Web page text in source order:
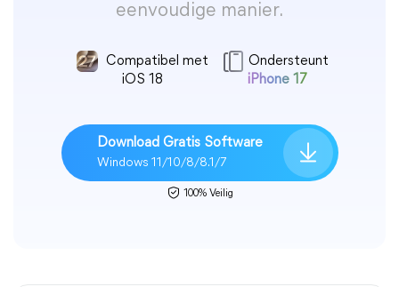
eenvoudige manier.
Compatibel met
iOS 18
Ondersteunt
iPhone 17
Download Gratis Software
Windows 11/10/8/8.1/7
100% Veilig